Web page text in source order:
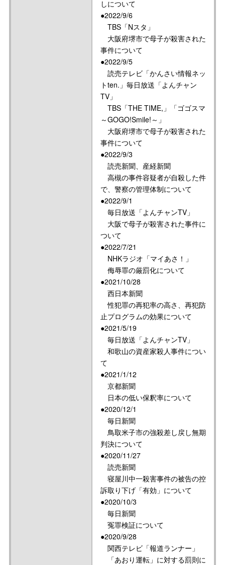
しについて
●2022/9/6
TBS「Nスタ」
大阪府堺市で母子が殺害された
事件について
●2022/9/5
読売テレビ「かんさい情報ネッ
トten.」毎日放送「よんチャン
TV」
TBS「THE TIME,」「ゴゴスマ
～GOGO!Smile!～」
大阪府堺市で母子が殺害された
事件について
●2022/9/3
読売新聞、産経新聞
高槻の事件容疑者が自殺した件
で、警察の管理体制について
●2022/9/1
毎日放送「よんチャンTV」
大阪で母子が殺害された事件に
ついて
●2022/7/21
NHKラジオ「マイあさ！」
侮辱罪の厳罰化について
●2021/10/28
西日本新聞
性犯罪の再犯率の高さ、再犯防
止プログラムの効果について
●2021/5/19
毎日放送「よんチャンTV」
和歌山の資産家殺人事件につい
て
●2021/1/12
京都新聞
日本の低い保釈率について
●2020/12/1
毎日新聞
鳥取米子市の強殺差し戻し無期
判決について
●2020/11/27
読売新聞
寝屋川中一殺害事件の被告の控
訴取り下げ「有効」について
●2020/10/3
毎日新聞
冤罪検証について
●2020/9/28
関西テレビ「報道ランナー」
「あおり運転」に対する罰則に